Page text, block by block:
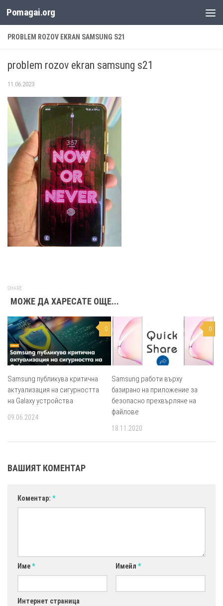
Към съдържанието
Pomagai.org
PROBLEM ROZOV EKRAN SAMSUNG S21
problem rozov ekran samsung s21
11.06.2023
SHARE
МОЖЕ ДА ХАРЕСАТЕ ОЩЕ...
0
Samsung публикува критична
актуализация на сигурността
на Galaxy устройства
09.06.2024
0
Samsung работи върху
базирано на приложение за
безопасно прехвърляне на
файлове
18.11.2020
ВАШИЯТ КОМЕНТАР
Коментар: *
Име* Имейл *
Интернет страница